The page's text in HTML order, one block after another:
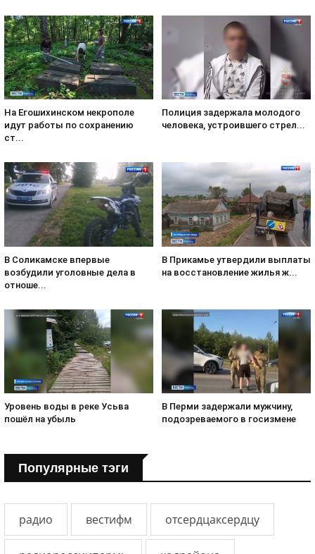
На Егошихинском некрополе
идут работы по сохранению
ст...
Полиция задержала молодого
человека, устроившего стрел...
В Соликамске впервые
возбудили уголовные дела в
отноше...
В Прикамье утвердили выплаты
на восстановление жилья ж...
Уровень воды в реке Усьва
пошёл на убыль
В Перми задержали мужчину,
подозреваемого в госизмене
Популярные тэги
радио вестифм отсердцаксердцу